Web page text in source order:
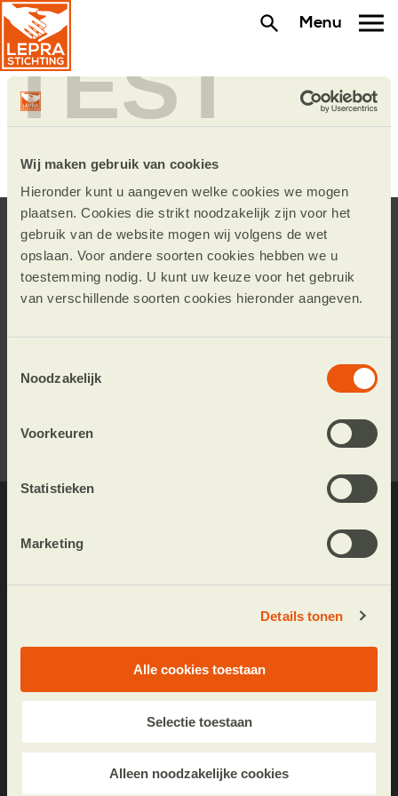
TEST
Wij maken gebruik van cookies
Hieronder kunt u aangeven welke cookies we mogen
plaatsen. Cookies die strikt noodzakelijk zijn voor het
gebruik van de website mogen wij volgens de wet
opslaan. Voor andere soorten cookies hebben we u
toestemming nodig. U kunt uw keuze voor het gebruik
van verschillende soorten cookies hieronder aangeven.
Noodzakelijk
Voorkeuren
Statistieken
Marketing
Details tonen
Alle cookies toestaan
Selectie toestaan
Alleen noodzakelijke cookies
Menu
Bestaat er een vaccin
Blijf op de hoogte.
Schrijf u in voor de e-mailnieuwsbrief of volg
ons op social media.
Persberichten
Vacatures
Fotografie